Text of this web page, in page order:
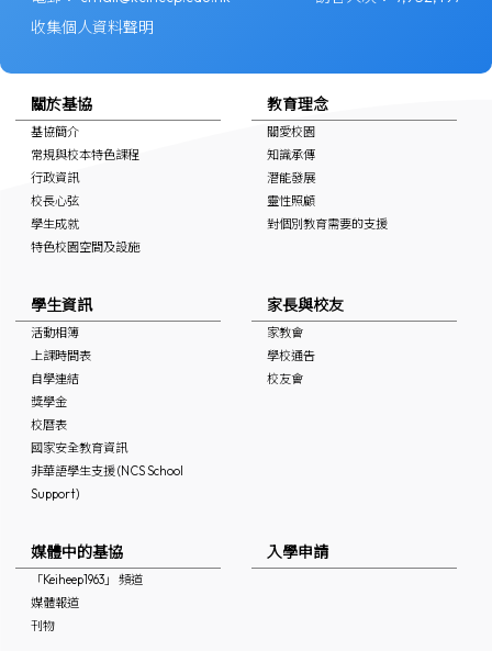
收集個人資料聲明
關於基協
基協簡介
常規與校本特色課程
行政資訊
校長心弦
學生成就
特色校園空間及設施
教育理念
關愛校園
知識承傳
潛能發展
靈性照顧
對個別教育需要的支援
學生資訊
活動相簿
上課時間表
自學連結
獎學金
校曆表
國家安全教育資訊
非華語學生支援 (NCS School
Support)
家長與校友
家教會
學校通告
校友會
媒體中的基協
「Keiheep1963」 頻道
媒體報道
刊物
入學申請